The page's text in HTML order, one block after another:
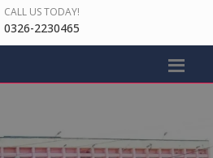
CALL US TODAY!
0326-2230465